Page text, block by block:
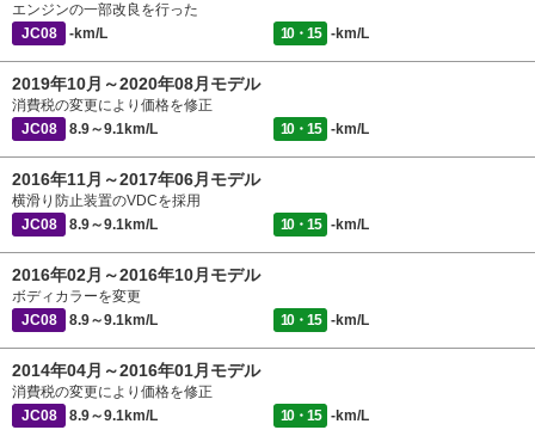
エンジンの一部改良を行った
JC08
-km/L 10・15 -km/L
2019年10月～2020年08月モデル
消費税の変更により価格を修正
JC08
8.9～9.1km/L 10・15 -km/L
2016年11月～2017年06月モデル
横滑り防止装置のVDCを採用
JC08
8.9～9.1km/L 10・15 -km/L
2016年02月～2016年10月モデル
ボディカラーを変更
JC08
8.9～9.1km/L 10・15 -km/L
2014年04月～2016年01月モデル
消費税の変更により価格を修正
JC08
8.9～9.1km/L 10・15 -km/L